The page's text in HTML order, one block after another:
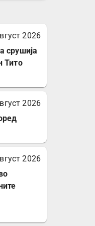
на
2026
срушија
Тито
2026
2026